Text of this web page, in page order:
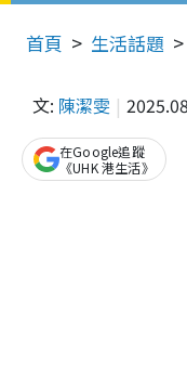
首頁 生活話題
文: 陳潔雯
在Google追蹤
《UHK 港生活》